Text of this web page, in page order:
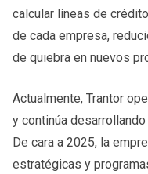
calcular líneas de
de cada empresa,
de quiebra en nuevos
Actualmente, Trantor
y continúa
De cara a 2025, la
estratégicas y